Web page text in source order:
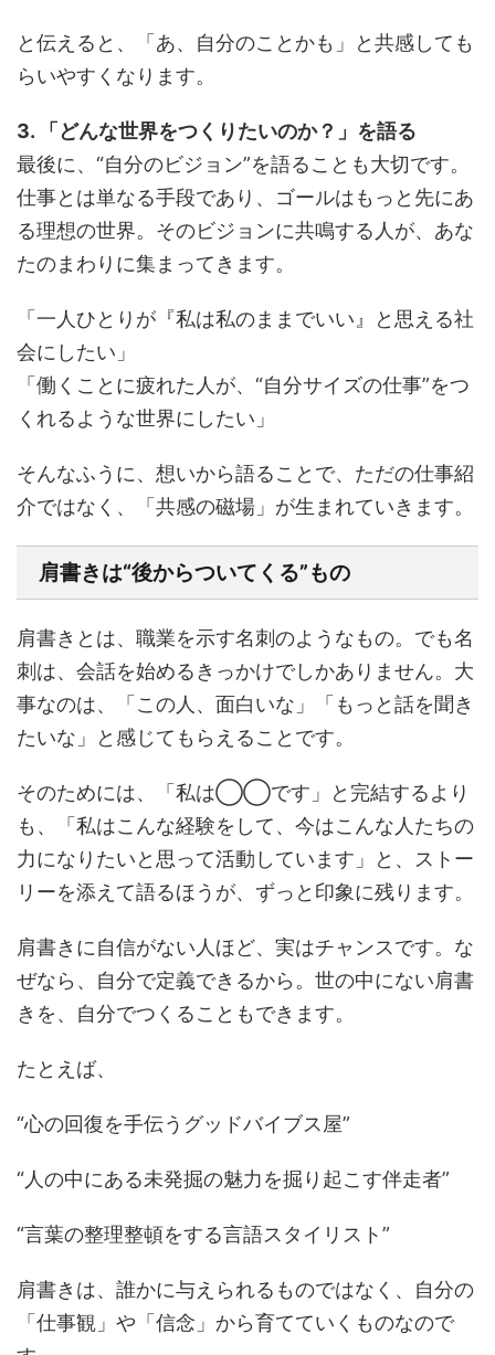
と伝えると、「あ、自分のことかも」と共感しても
らいやすくなります。
3. 「どんな世界をつくりたいのか？」を語る
最後に、“自分のビジョン”を語ることも大切です。
仕事とは単なる手段であり、ゴールはもっと先にあ
る理想の世界。そのビジョンに共鳴する人が、あな
たのまわりに集まってきます。
「一人ひとりが『私は私のままでいい』と思える社
会にしたい」
「働くことに疲れた人が、“自分サイズの仕事”をつ
くれるような世界にしたい」
そんなふうに、想いから語ることで、ただの仕事紹
介ではなく、「共感の磁場」が生まれていきます。
肩書きは“後からついてくる”もの
肩書きとは、職業を示す名刺のようなもの。でも名
刺は、会話を始めるきっかけでしかありません。大
事なのは、「この人、面白いな」「もっと話を聞き
たいな」と感じてもらえることです。
そのためには、「私は◯◯です」と完結するより
も、「私はこんな経験をして、今はこんな人たちの
力になりたいと思って活動しています」と、ストー
リーを添えて語るほうが、ずっと印象に残ります。
肩書きに自信がない人ほど、実はチャンスです。な
ぜなら、自分で定義できるから。世の中にない肩書
きを、自分でつくることもできます。
たとえば、
“心の回復を手伝うグッドバイブス屋”
“人の中にある未発掘の魅力を掘り起こす伴走者”
“言葉の整理整頓をする言語スタイリスト”
肩書きは、誰かに与えられるものではなく、自分の
「仕事観」や「信念」から育てていくものなので